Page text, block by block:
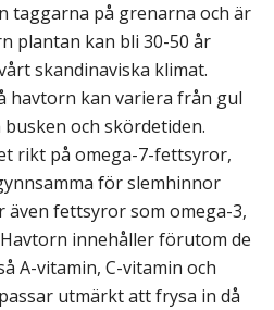
taggarna på grenarna och är
plantan kan bli 30-50 år
skandinaviska klimat.
havtorn kan variera från gul
och skördetiden.
rikt på omega-7-fettsyror,
för slemhinnor
även fettsyror som omega-3,
innehåller förutom de
A-vitamin, C-vitamin och
utmärkt att frysa in då